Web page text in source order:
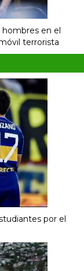
en el
terrorista
por el